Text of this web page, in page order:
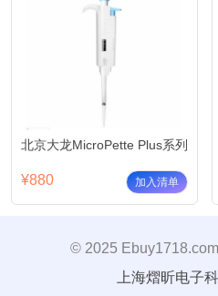
北京大龙MicroPette Plus系列可
¥880 加入清单
© 2025
上海熠昕电子